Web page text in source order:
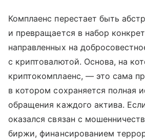
Комплаенс перестает быть
и превращается в набор
направленных на
с криптовалютой. Основа, на
криптокомплаенс, — это сама
в котором сохраняется полная
обращения каждого актива.
оказался связан с
биржи, финансированием